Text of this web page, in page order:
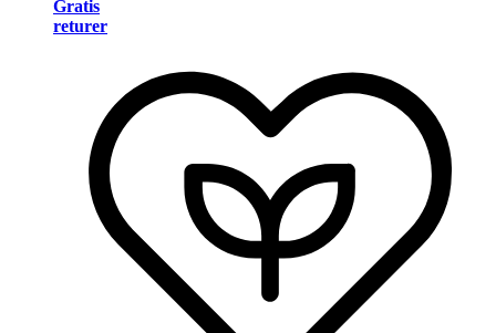
Gratis
returer